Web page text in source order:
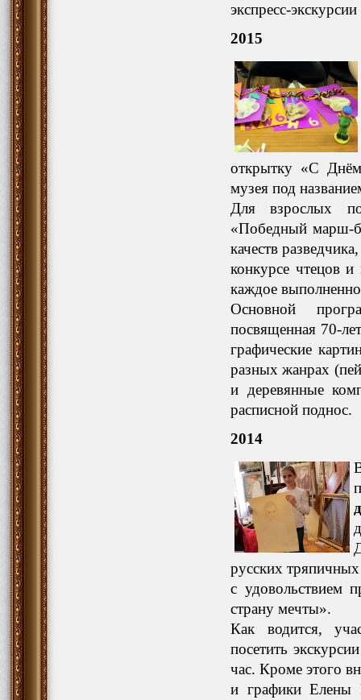
экспресс-
2015
открытку «С
музея под
Для взрослых
«Победный марш-
качеств
конкурсе чтецов
каждое
Основной
посвященная 70-
графические
разных жанрах
и деревянные
расписной поднос.
2014
русских
с удовольствием
страну мечты».
Как водится,
посетить
час. Кроме этого
и графики Елены